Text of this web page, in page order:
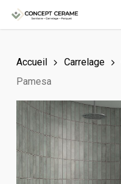
Skip
to
contentAccueil Carrelage
Pamesa